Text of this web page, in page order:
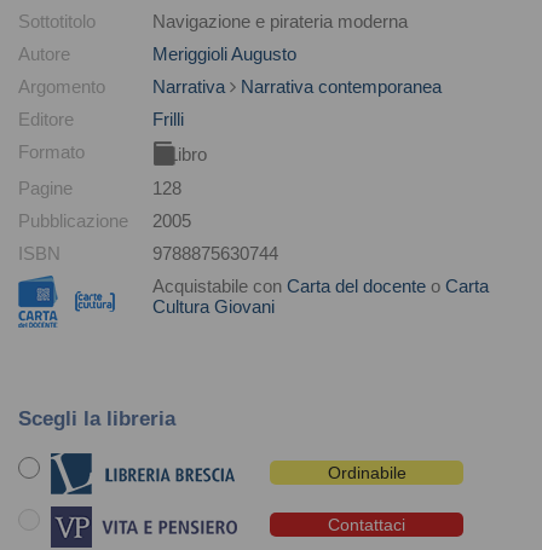
Sottotitolo
Navigazione e pirateria moderna
Autore
Meriggioli Augusto
Argomento
Narrativa
Narrativa contemporanea
Editore
Frilli
Formato
Libro
Pagine
128
Pubblicazione
2005
ISBN
9788875630744
Acquistabile con Carta del docente o Carta
Cultura Giovani
Scegli la libreria
Ordinabile
Contattaci